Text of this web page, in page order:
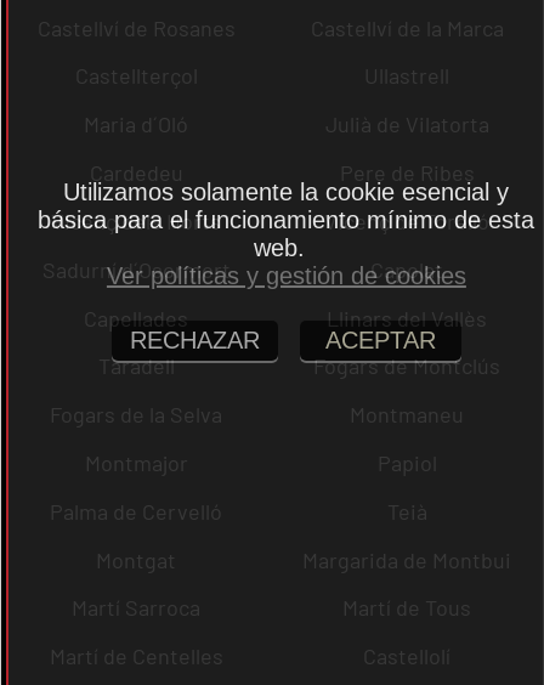
Castellví de Rosanes
Castellví de la Marca
Castellterçol
Ullastrell
Maria d´Oló
Julià de Vilatorta
Cardedeu
Pere de Ribes
Vicenç dels Horts
Vicenç de Torelló
Sadurní d´Osormort
Capolat
Capellades
Llinars del Vallès
Taradell
Fogars de Montclús
Fogars de la Selva
Montmaneu
Montmajor
Papiol
Palma de Cervelló
Teià
Montgat
Margarida de Montbui
Martí Sarroca
Martí de Tous
Martí de Centelles
Castellolí
Utilizamos solamente la cookie esencial y
básica para el funcionamiento mínimo de esta
web.
Ver políticas y gestión de cookies
RECHAZAR ACEPTAR